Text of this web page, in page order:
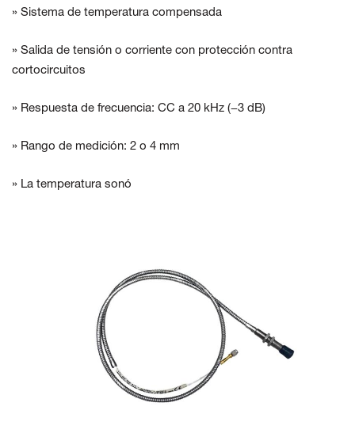
» Sistema de temperatura compensada
» Salida de tensión o corriente con protección contra
cortocircuitos
» Respuesta de frecuencia: CC a 20 kHz (−3 dB)
» Rango de medición: 2 o 4 mm
» La temperatura sonó